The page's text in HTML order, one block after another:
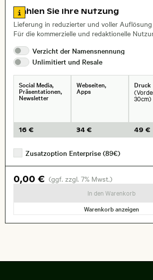
Zu den Lizenzinformationen
Wählen Sie Ihre Nutzung
Lieferung in reduzierter und voller
Für die kommerzielle und redaktionelle
Verzicht der Namensnennung
Unlimitiert und Resale
Social Media,
Präsentationen,
Newsletter
16 €
Webseiten,
Apps
34 €
Druck
30cm)
49 €
Zusatzoption Enterprise (89€)
0,00 € (ggf. zzgl. 7% Mwst.)
In den Warenkorb
Warenkorb anzeigen
Pfützenspiegelung